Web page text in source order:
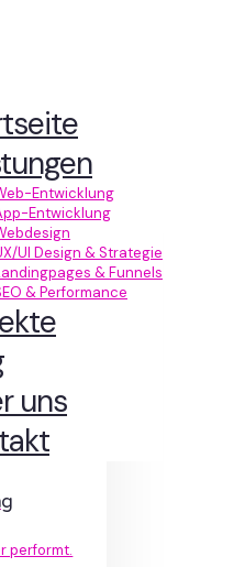
Entwicklung
Entwicklung
UI Design & Strategie
& Funnels
& Performance
uns
und
performt.